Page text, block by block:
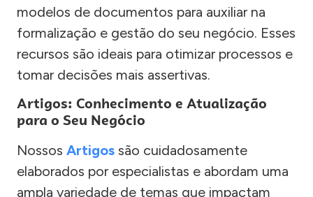
modelos de documentos para auxiliar na
formalização e gestão do seu negócio. Esses
recursos são ideais para otimizar processos e
tomar decisões mais assertivas.
Artigos: Conhecimento e Atualização
para o Seu Negócio
Nossos Artigos são cuidadosamente
elaborados por especialistas e abordam uma
ampla variedade de temas que impactam